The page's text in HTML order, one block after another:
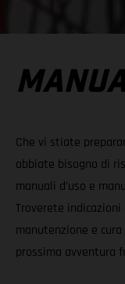
Che vi stiate
abbiate bisogno di
manuali d'uso e
Troverete
manutenzione e
prossima avventura